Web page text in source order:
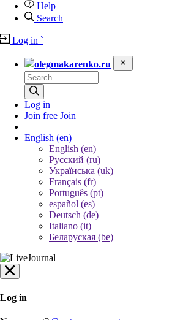
Help
Search
Log in `
olegmakarenko.ru
Log in
Join free Join
English (en)
English (en)
Русский (ru)
Українська (uk)
Français (fr)
Português (pt)
español (es)
Deutsch (de)
Italiano (it)
Беларуская (be)
Log in